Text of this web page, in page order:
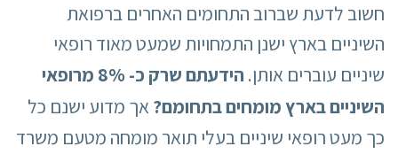
חשוב לדעת שברוב התחומים האחרים ברפואת
השיניים בארץ ישנן התמחויות שמעט מאוד רופאי
שיניים עוברים אותן. הידעתם
שרק כ- 8% מרופאי
השיניים בארץ מומחים בתחומם? אך מדוע ישנם כל
כך מעט רופאי שיניים בעלי תואר מומחה מטעם משרד